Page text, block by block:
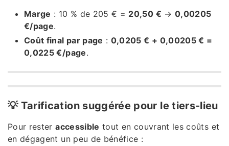
Marge : 10 % de 205 € = 20,50 € → 0,00205
€/page.
Coût final par page : 0,0205 € + 0,00205 € =
0,0225 €/page.
💡 Tarification suggérée pour le tiers-lieu
Pour resteraccessible tout en couvrant les coûts et
en dégagent un peu de bénéfice :